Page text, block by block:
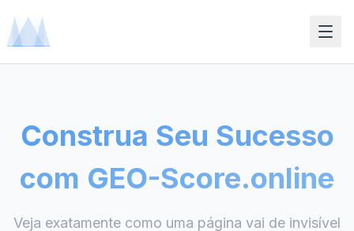
Construa Seu Sucesso
com GEO-Score.online
Veja exatamente como uma página vai de invisível